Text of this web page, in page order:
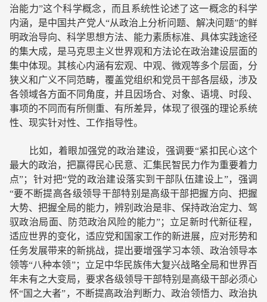
治能力”这个科学概念，而且系统性论述了这一概念的科学
内涵，是中国共产党人“从政治上分析问题、解决问题”的鲜
明政治导向、科学思想方法、能力素质标准、具体实践途径
的集大成，是马克思主义世界观和方法论在政治建设层面的
集中体现。其核心内涵有宏观、中观、微观等多个层面，分
狭义和广义不同范畴，覆盖党组织和党员干部各层级，涉及
各领域各方面不同角度，并且因场合、对象、语境、时段、
事项的不同而有所侧重、有所差异，体现了很强的理论系统
性、现实针对性、工作指导性。
比如，着眼加强党的政治建设，强调要“紧扣民心这个
最大的政治，把赢得民心民意、汇集民智民力作为重要着力
点”；针对把“党的政治建设落实到干部队伍建设上”，强调
“要不断提高各级领导干部特别是高级干部把握方向、把握
大势、把握全局的能力，辨别政治是非、保持政治定力、驾
驭政治局面、防范政治风险的能力”；立足新时代新征程，
适应世界的变化，适应党和国家工作的新进展，应对形势和
任务发展带来的新挑战，提出要增强学习本领、政治领导本
领等“八种本领”；立足中华民族伟大复兴战略全局和世界百
年未有之大变局，要求各级领导干部特别是高级干部必须心
怀“国之大者”，不断提高政治判断力、政治领悟力、政治执